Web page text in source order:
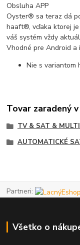
Obsluha APP
Oyster® sa teraz dá
haaft®, vďaka ktorej
váš systém vždy
Vhodné pre Android a
Nie s variantom
Tovar zaradený
TV & SAT &
AUTOMATICKÉ
Partneri:
Všetko o